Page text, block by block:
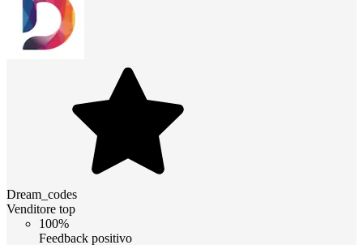
Dream_codes
Venditore top
100%
Feedback positivo